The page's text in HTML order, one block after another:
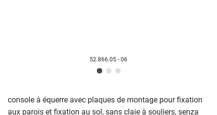
52.866.05 - 06
console à équerre avec plaques de montage pour fixation
aux parois et fixation au sol, sans claie à souliers, senza